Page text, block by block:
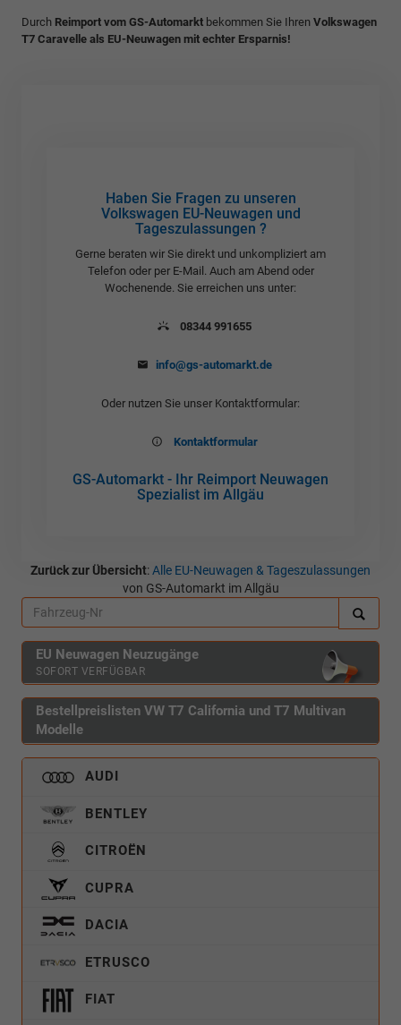
Durch Reimport vom GS-Automarkt bekommen Sie Ihren Volkswagen
T7 Caravelle als EU-Neuwagen mit echter Ersparnis!
Haben Sie Fragen zu unseren
Volkswagen EU-Neuwagen und
Tageszulassungen ?
Gerne beraten wir Sie direkt und unkompliziert am
Telefon oder per E-Mail. Auch am Abend oder
Wochenende. Sie erreichen uns unter:
08344 991655
info@gs-automarkt.de
Oder nutzen Sie unser Kontaktformular:
Kontaktformular
GS-Automarkt - Ihr Reimport Neuwagen
Spezialist im Allgäu
Zurück zur Übersicht:Alle EU-Neuwagen & Tageszulassungen
von GS-Automarkt im Allgäu
EU Neuwagen Neuzugänge
SOFORT VERFÜGBAR
Bestellpreislisten VW T7 California und T7 Multivan
Modelle
AUDI
BENTLEY
CITROËN
CUPRA
DACIA
ETRUSCO
FIAT